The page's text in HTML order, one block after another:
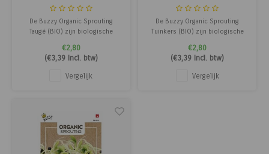
Sprouting
De Buzzy Organic Sprouting
Taugé (BIO) zijn biologische
frisse, knapperige smaak. Deze
spruitgroente is veelzijdig en
heerlijk in roerbakgerechten,
salades en soepen. Voor
€2,80
(€3,39Incl. btw)
Vergelijk
Sprouting
De Buzzy Organic Sprouting
Tuinkers (BIO) zijn biologische
pittige smaak. Deze populaire
spruitgroente is zowel geschikt
voor de kiemspruit als de jonge
blaadjes en ideaal in salades, bij
€2,80
(€3,39 Incl. btw)
Vergelijk